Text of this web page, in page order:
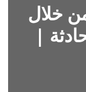
خلال
|